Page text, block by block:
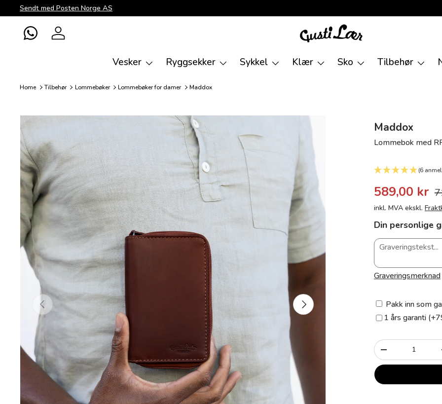
Direkte til innhold
Sendt med Posten Norge AS
WhatsAppLogg inn
Vesker Ryggsekker Sykkel Klær Sko Tilbehør
Home Tilbehør Lommebøker Lommebøker for damer Maddox
Forrige Neste
Maddox
Lommebok med
(6
589,00 kr
inkl. MVA ekskl.
Din personlige
Graveringsmerknad
Pakk inn som
1 års garanti
Antall
-